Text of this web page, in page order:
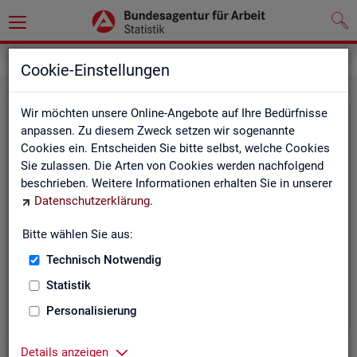
Cookie-Einstellungen
Wir möchten unsere Online-Angebote auf Ihre Bedürfnisse
anpassen. Zu diesem Zweck setzen wir sogenannte
Cookies ein. Entscheiden Sie bitte selbst, welche Cookies
Sie zulassen. Die Arten von Cookies werden nachfolgend
beschrieben. Weitere Informationen erhalten Sie in unserer
Datenschutzerklärung.
Bitte wählen Sie aus:
Technisch Notwendig
Statistik
Personalisierung
Details anzeigen
Hier stehen unsere Basisgrundlagen:
Kurzinformationen, Glossar, Kennzahlensteckbriefe,